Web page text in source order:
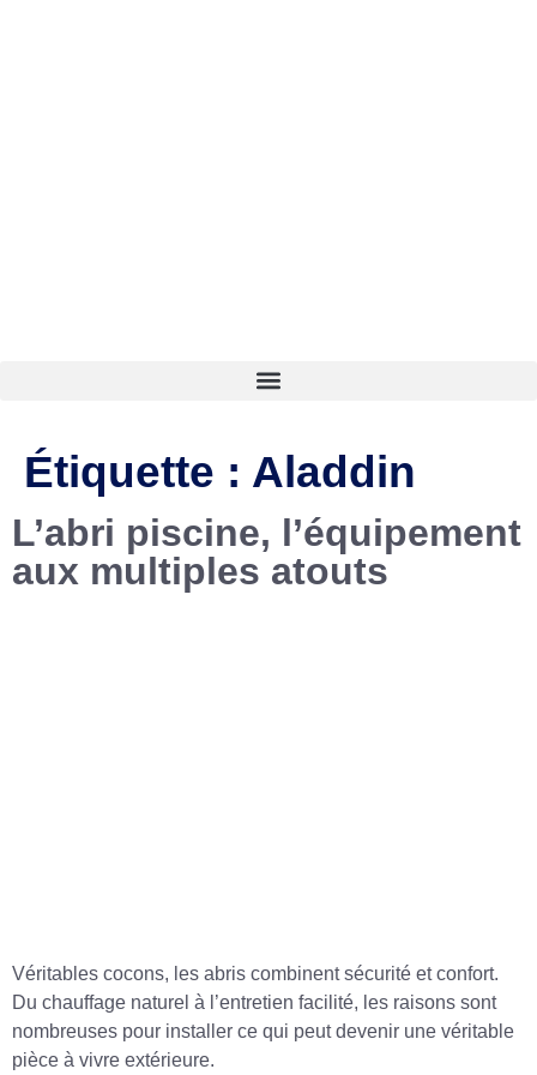
Étiquette : Aladdin
L’abri piscine, l’équipement
aux multiples atouts
Véritables cocons, les abris combinent sécurité et confort.
Du chauffage naturel à l’entretien facilité, les raisons sont
nombreuses pour installer ce qui peut devenir une véritable
pièce à vivre extérieure.